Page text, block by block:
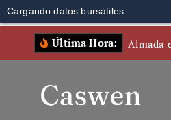
Cargando datos bursátiles...
Última Hora: Almada